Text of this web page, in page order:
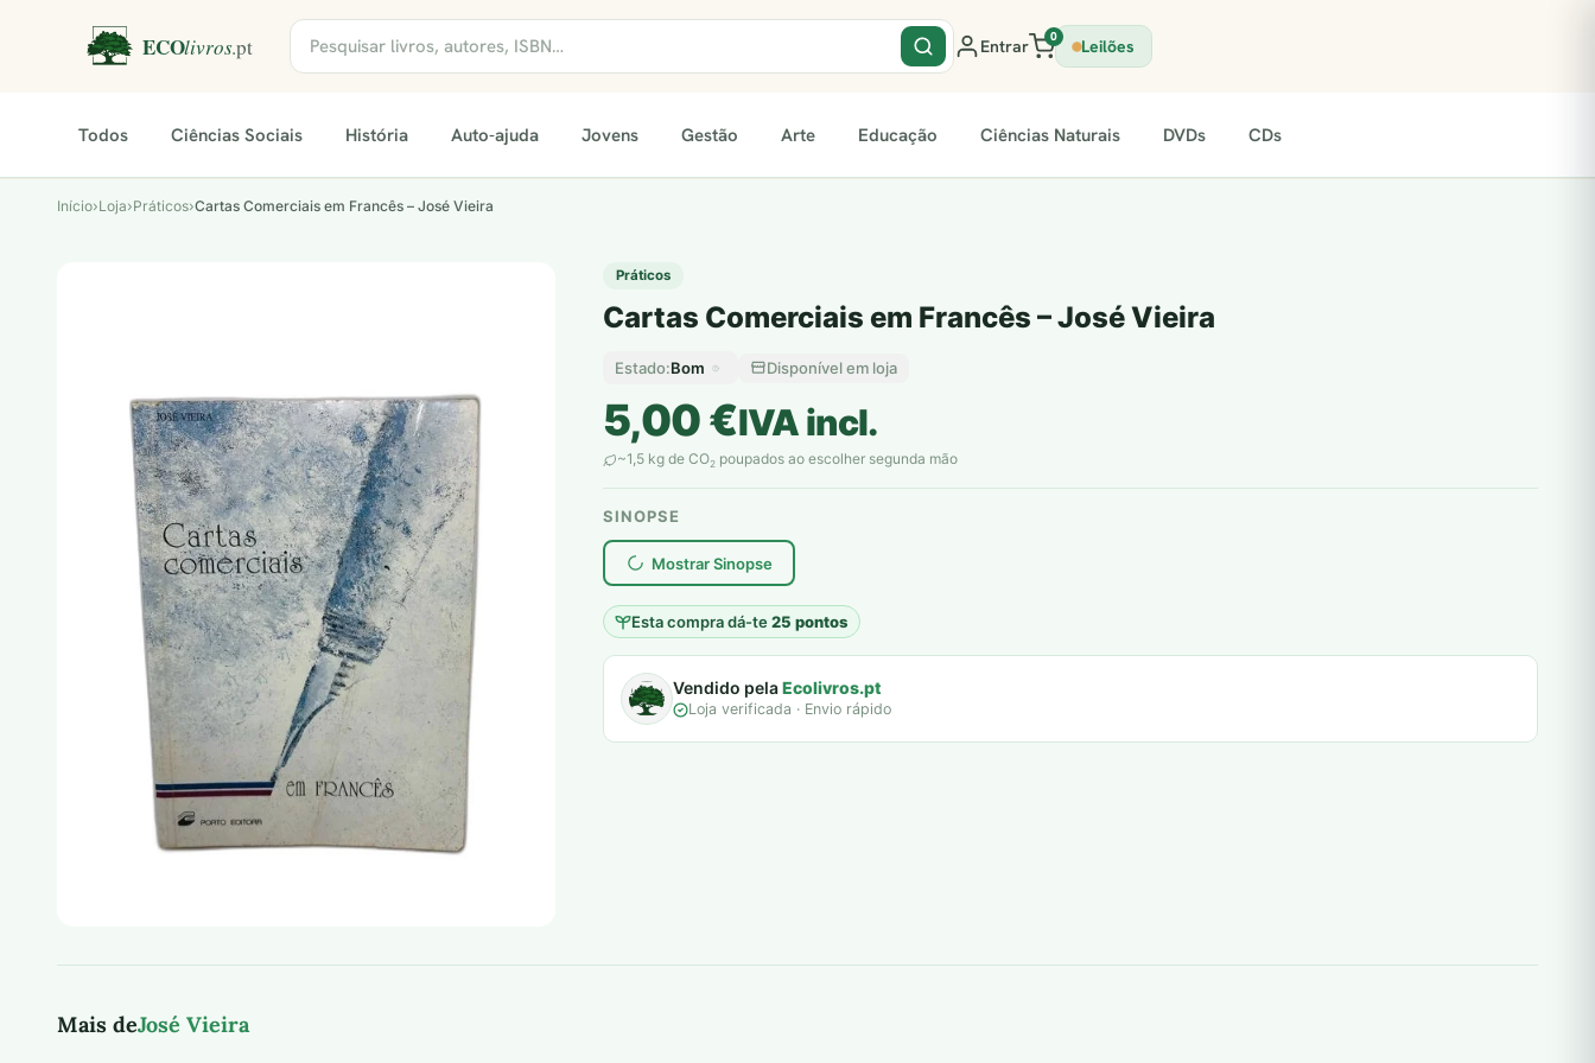
Entrar 0 Leilões
Todos Ciências Sociais História Auto-ajuda Jovens Gestão Arte Educação Ciências Naturais DVDs CDs
Início›Loja›Práticos›Cartas Comerciais em Francês – José Vieira
Práticos
Cartas Comerciais em Francês – José Vieira
Estado:Bom Disponível em loja
5,00€IVA incl.
~1,5 kg de CO2 poupados ao escolher segunda mão
SINOPSE
Mostrar Sinopse
Esta compra dá-te25 pontos
plantar árvores reais
Vendido pelaEcolivros.pt
Loja verificada · Envio rápido
Mais deJosé Vieira